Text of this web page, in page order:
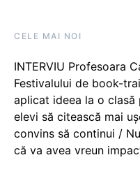
CELE MAI NOI
INTERVIU Profesoara
Festivalului de book-
aplicat ideea la o
elevi să citească mai
convins să continui /
că va avea vreun